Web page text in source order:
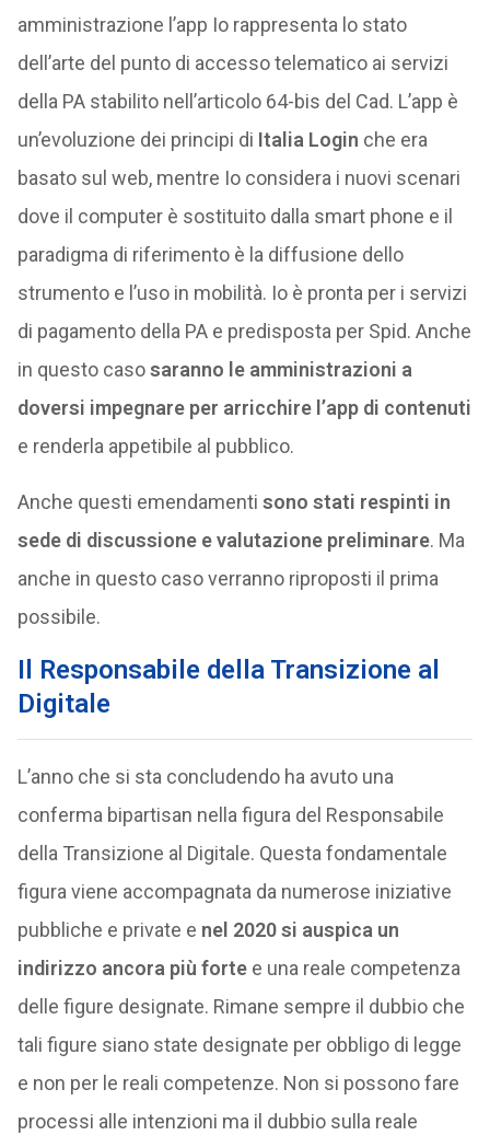
amministrazione l’app Io rappresenta lo stato
dell’arte del punto di accesso telematico ai servizi
della PA stabilito nell’articolo 64-bis del Cad. L’app è
un’evoluzione dei principi di Italia Login che era
basato sul web, mentre Io considera i nuovi scenari
dove il computer è sostituito dalla smart phone e il
paradigma di riferimento è la diffusione dello
strumento e l’uso in mobilità. Io è pronta per i servizi
di pagamento della PA e predisposta per Spid. Anche
in questo casosaranno le amministrazioni a
doversi impegnare per arricchire l’app di contenuti
e renderla appetibile al pubblico.
Anche questi emendamenti sono stati respinti in
sede di discussione e valutazione preliminare. Ma
anche in questo caso verranno riproposti il prima
possibile.
Il Responsabile della Transizione al
Digitale
L’anno che si sta concludendo ha avuto una
conferma bipartisan nella figura del Responsabile
della Transizione al Digitale. Questa fondamentale
figura viene accompagnata da numerose iniziative
pubbliche e private e nel 2020 si auspica un
indirizzo ancora più fortee una reale competenza
delle figure designate. Rimane sempre il dubbio che
tali figure siano state designate per obbligo di legge
e non per le reali competenze. Non si possono fare
processi alle intenzioni ma il dubbio sulla reale